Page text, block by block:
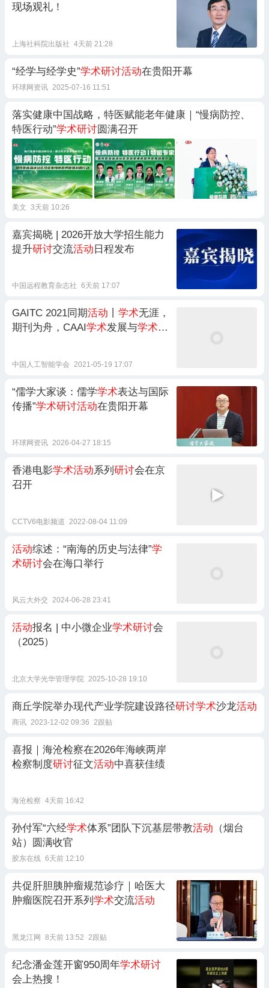
现场观礼！
上海社科院出版社 4天前 21:28
“经学与经学史”学术研讨活动在贵阳开幕
环球网资讯 2025-07-16 11:51
落实健康中国战略，特医赋能老年健康｜“慢病防控、
特医行动”学术研讨圆满召开
美文 3天前 10:26
嘉宾揭晓 | 2026开放大学招生能力
提升研讨交流活动 日程发布
中国远程教育杂志社 6天前 17:07
GAITC 2021同期活动 学术无涯，
期刊为舟，CAAI 学术发展与学术期
中国人工智能学会 2021-05-19 17:07
“儒学大家谈：儒学学术表达与国际
传播”学术研讨活动在贵阳开幕
环球网资讯 2026-04-27 18:15
香港电影学术活动系列 研讨会在京
召开
CCTV6电影频道 2022-08-04 11:09
活动综述：“南海的历史与法律”学
术研讨会在海口举行
风云大外交 2024-06-28 23:41
活动报名 | 中小微企业学术研讨会
（2025）
北京大学光华管理学院 2025-10-28 19:10
商丘学院举办现代产业学院建设路径研讨学术沙龙活动
商讯 2023-12-02 09:36 2跟贴
喜报｜海沧检察在2026年海峡两岸
检察制度研讨征文活动中喜获佳绩
海沧检察 4天前 16:42
孙付军“六经学术体系”团队下沉基层带教活动 （烟台
站）圆满收官
胶东在线 6天前 12:10
共促肝胆胰肿瘤规范诊疗｜哈医大
肿瘤医院召开系列 学术交流活动
黑龙江网 8天前 13:52 2跟贴
纪念潘金莲开窗950周年学术研讨
会上热搜！